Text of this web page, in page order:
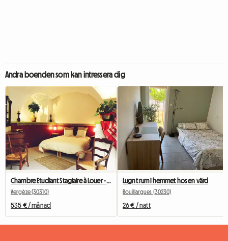
Andra boenden som kan intressera dig
Vergèze (30310)
535 € / månad
Lugnt rum i hemmet hos en värd
Bouillargues (30230)
26 € / natt